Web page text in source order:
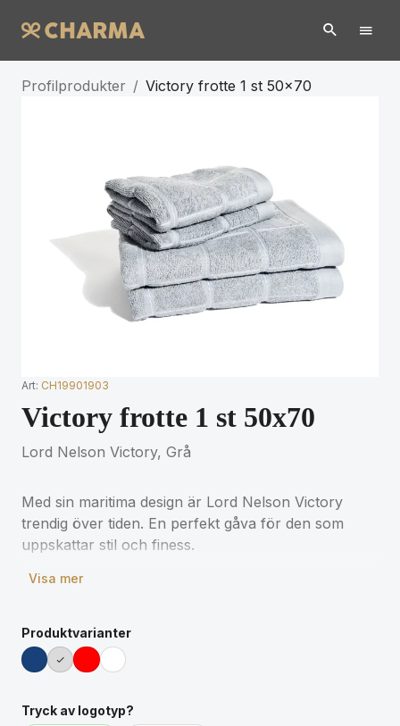
Profilprodukter / Victory frotte 1 st 50x70
Art: CH19901903
Victory frotte 1 st 50x70
Lord Nelson Victory, Grå
Med sin maritima design är Lord Nelson Victory
trendig över tiden. En perfekt gåva för den som
uppskattar stil och finess.
550g/m²
Visa mer
Produktvarianter
Tryck av logotyp?